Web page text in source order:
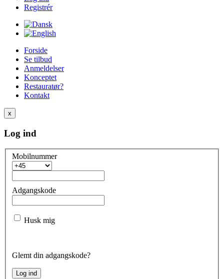
Registrér
Forside
Se tilbud
Anmeldelser
Konceptet
Restauratør?
Kontakt
x
Log ind
Mobilnummer
Adgangskode
Husk mig
Glemt din adgangskode?